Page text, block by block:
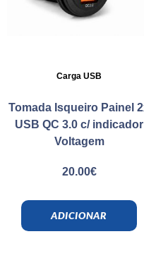
Carga USB
Tomada Isqueiro Painel
USB QC 3.0 c/ indicador
Voltagem
20.00€
ADICIONAR